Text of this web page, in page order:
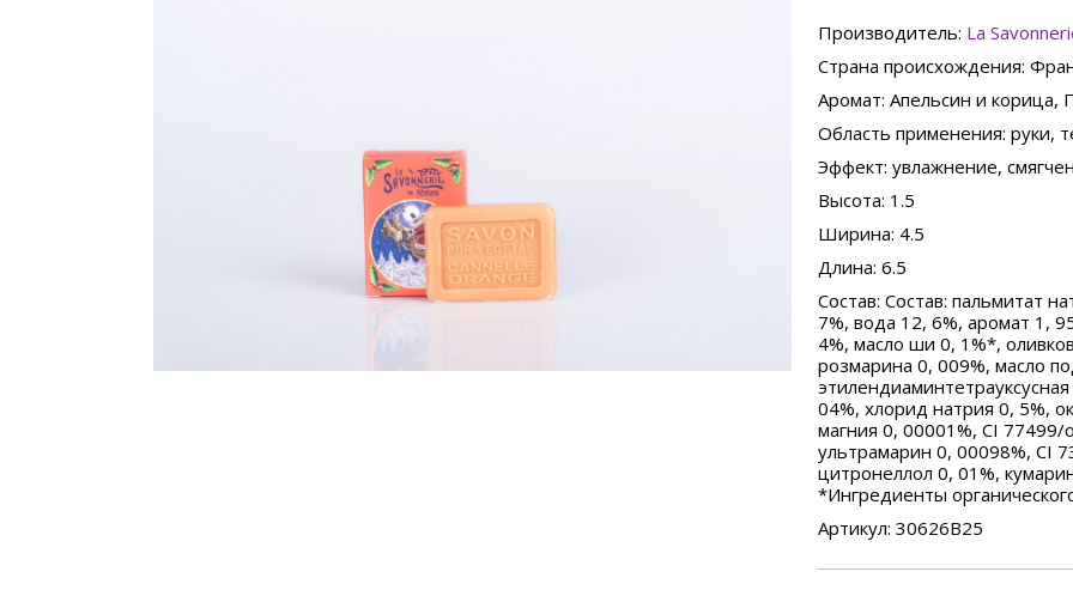
Производитель: La
Страна происхождения:
Аромат: Апельсин и
Область применения: руки,
Эффект: увлажнение,
Высота: 1.5
Ширина: 4.5
Длина: 6.5
Состав: Состав: пальмитат
7%, вода 12, 6%, аромат 1,
4%, масло ши 0, 1%*,
розмарина 0, 009%, масло
04%, хлорид натрия 0, 5%,
магния 0, 00001%, CI
ультрамарин 0, 00098%, CI
цитронеллол 0, 01%,
*Ингредиенты
Артикул: 30626B25